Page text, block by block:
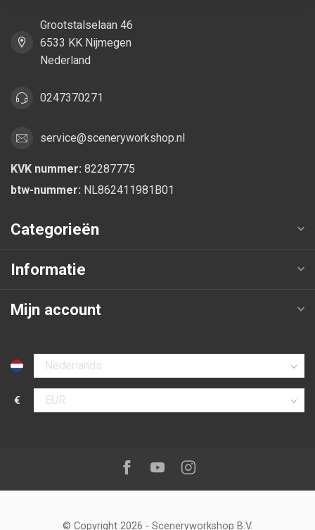
Grootstalselaan 46
6533 KK Nijmegen
Nederland
0247370271
service@sceneryworkshop.nl
KVK nummer: 82287775
btw-nummer: NL862411981B01
Categorieën
Informatie
Mijn account
Selecteer taal
€
Selecteer valuta
Volg ons op:Facebook
YoutubeInstagram
© Copyright 2026 - Sceneryworkshop B.V.